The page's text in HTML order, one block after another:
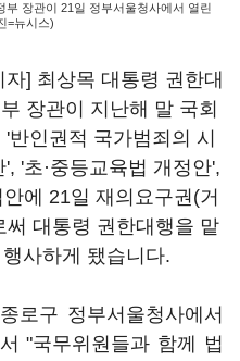
장관이 21일 정부서울청사에서 열린
=뉴시스)
] 최상목 대통령 권한대
장관이 지난해 말 국회
인권적 국가범죄의 시
'초·중등교육법 개정안',
에 21일 재의요구권(거
대통령 권한대행을 맡
사하게 됐습니다.
로구 정부서울청사에서
"국무위원들과 함께 법